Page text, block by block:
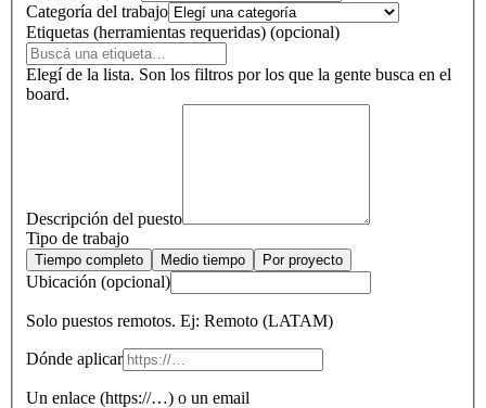
Categoría del trabajo
Etiquetas (herramientas requeridas) (opcional)
Elegí de la lista. Son los filtros por los que la gente busca en el
board.
Descripción del puesto
Tipo de trabajo
Tiempo completo Medio tiempo Por proyecto
Ubicación (opcional)
Solo puestos remotos. Ej: Remoto (LATAM)
Dónde aplicar
Un enlace (https://…) o un email